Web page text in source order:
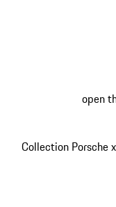
open
Collection Porsche